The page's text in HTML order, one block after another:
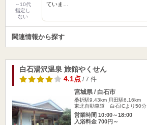
～10代
指定し
ない
ていま…
関連情報から探す
白石湯沢温泉 旅館やくせん
4.1点/ 7 件
宮城県 / 白石市
桑折駅9.43km 貝田駅6.16km
東北自動車道 白石ICより50分
営業時間 10:00～18:00
入浴料金 700円～